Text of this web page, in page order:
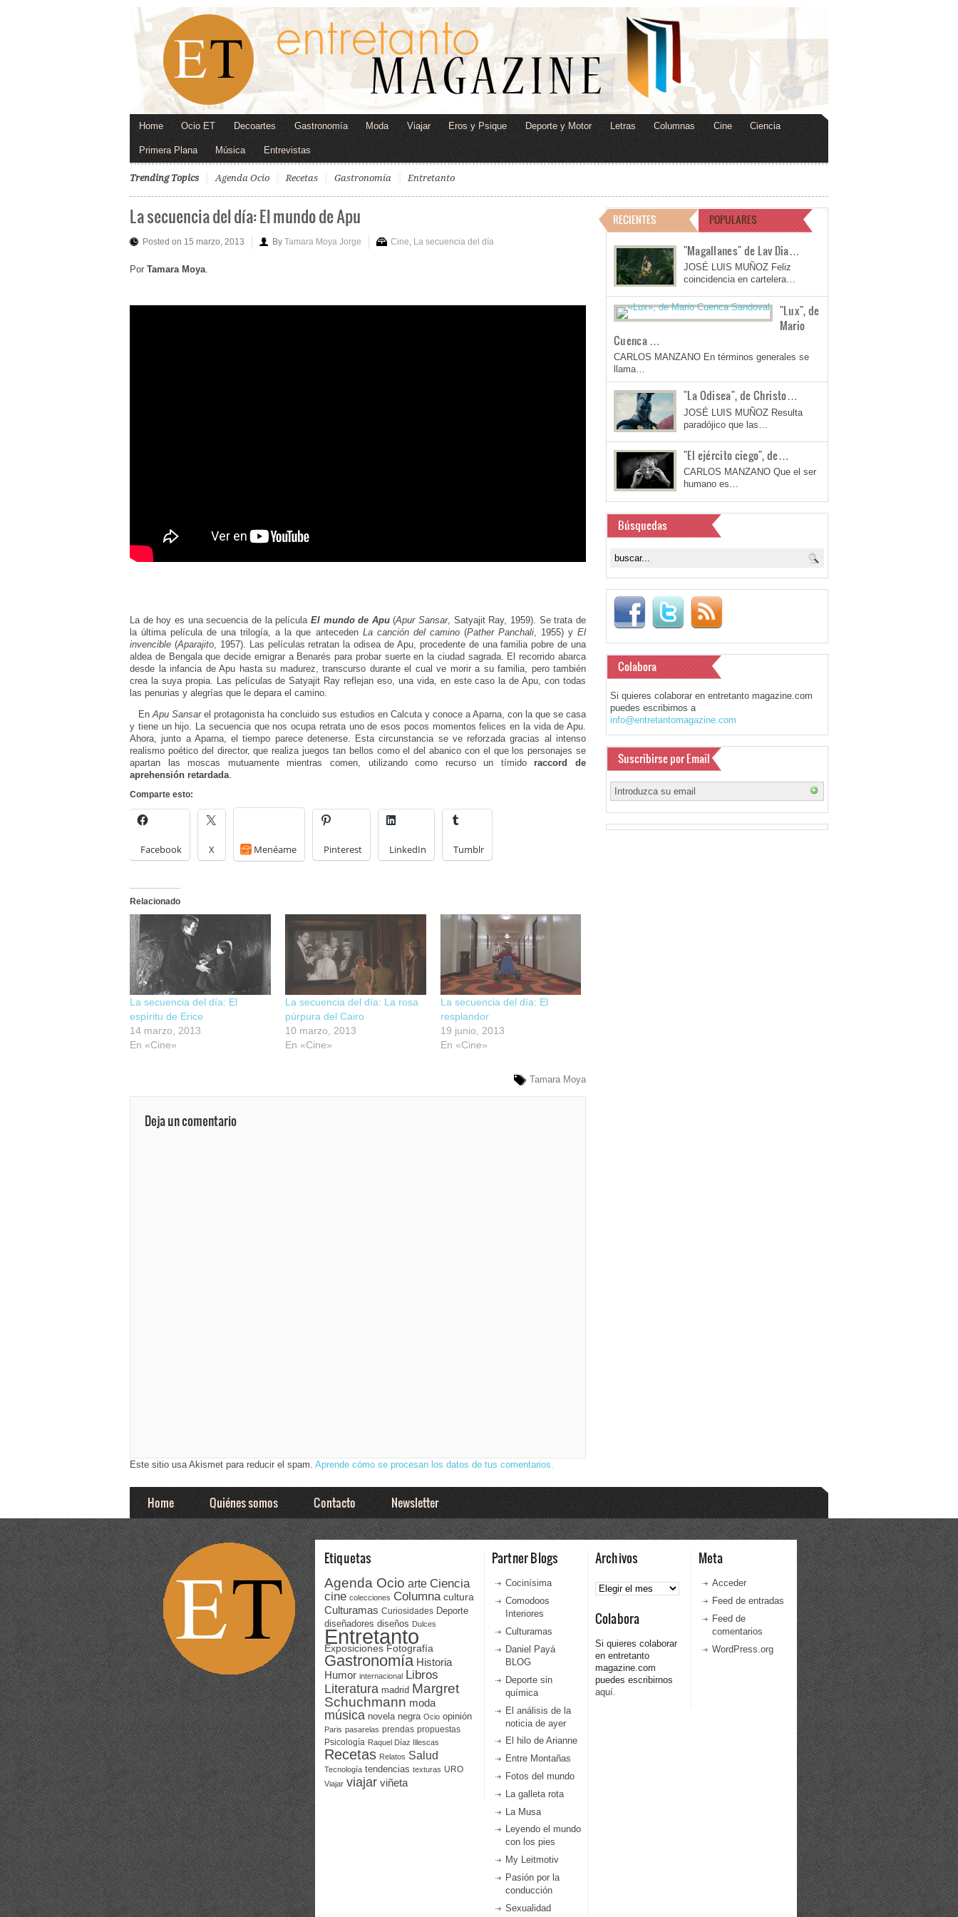
Home Ocio ET Decoartes Gastronomía Moda Viajar Eros y Psique Deporte y Motor Letras Columnas Cine Ciencia
Primera Plana Música Entrevistas
Trending Topics Agenda Ocio Recetas Gastronomía Entretanto
La secuencia del día: El mundo de Apu
Posted on 15 marzo, 2013 By Tamara Moya Jorge Cine La secuencia del día
Por Tamara Moya
La de hoy es una secuencia de la película El mundo de Apu (Apur Sansar, Satyajit Ray, 1959). Se trata de
la última película de una trilogía, a la que anteceden La canción del camino(Pather Panchali, 1955) yEl
invencible (Aparajito, 1957). Las películas retratan la odisea de Apu, procedente de una familia pobre de una
aldea de Bengala que decide emigrar a Benarés para probar suerte en la ciudad sagrada. El recorrido abarca
desde la infancia de Apu hasta su madurez, transcurso durante el cual ve morir a su familia, pero también
crea la suya propia. Las películas de Satyajit Ray reflejan eso, una vida, en este caso la de Apu, con todas
las penurias y alegrías que le depara el camino.
En Apu Sansar el protagonista ha concluido sus estudios en Calcuta y conoce a Aparna, con la que se casa
y tiene un hijo. La secuencia que nos ocupa retrata uno de esos pocos momentos felices en la vida de Apu.
Ahora, junto a Aparna, el tiempo parece detenerse. Esta circunstancia se ve reforzada gracias al intenso
realismo poético del director, que realiza juegos tan bellos como el del abanico con el que los personajes se
apartan las moscas mutuamente mientras comen, utilizando como recurso un tímido raccord de
aprehensión retardada
Comparte esto:
Facebook X Menéame Pinterest LinkedIn Tumblr
Relacionado
La secuencia del día: El
espíritu de Erice
14 marzo, 2013
En «Cine»
La secuencia del día: La rosa
púrpura del Cairo
10 marzo, 2013
En «Cine»
La secuencia del día: El
resplandor
19 junio, 2013
En «Cine»
Tamara Moya
Deja un comentario
Este sitio usa Akismet para reducir el spam. Aprende cómo se procesan los datos de tus comentarios.
RECIENTES POPULARES
"Magallanes" de Lav Dia…
JOSÉ LUIS MUÑOZ Feliz
coincidencia en cartelera…
"Lux", de
Mario
Cuenca …
CARLOS MANZANO En términos generales se
llama…
"La Odisea", de Christo…
JOSÉ LUIS MUÑOZ Resulta
paradójico que las…
"El ejército ciego", de…
CARLOS MANZANO Que el ser
humano es…
Búsquedas
Colabora
Si quieres colaborar en entretanto magazine.com
puedes escribirnos a
info@entretantomagazine.com
Suscribirse por Email
Home Quiénes somos Contacto Newsletter
Etiquetas
Agenda Ocio arte Ciencia
cine colecciones Columna cultura
Culturamas Curiosidades Deporte
diseñadores diseños Dulces
Entretanto
Exposiciones Fotografía
Gastronomía Historia
Humor internacional Libros
Literatura madrid Margret
Schuchmann moda
música novela negra Ocio opinión
Paris pasarelas prendas propuestas
Psicología Raquel Díaz Illescas
Recetas Relatos Salud
Tecnología tendencias texturas URO
Viajar viajar viñeta
Partner Blogs
Cocinísima
Comodoos
Interiores
Culturamas
Daniel Payá
BLOG
Deporte sin
química
El análisis de la
noticia de ayer
El hilo de Arianne
Entre Montañas
Fotos del mundo
La galleta rota
La Musa
Leyendo el mundo
con los pies
My Leitmotiv
Pasión por la
conducción
Sexualidad
Archivos
Archivos
Colabora
Si quieres colaborar
en entretanto
magazine.com
puedes escribirnos
aquí.
Meta
Acceder
Feed de entradas
Feed de
comentarios
WordPress.org